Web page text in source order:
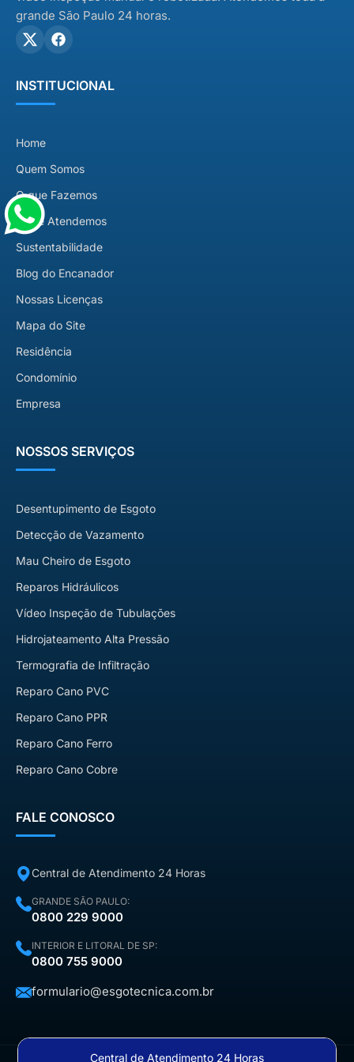
Central de Atendimento 24 Horas
grande São Paulo 24 horas.
INSTITUCIONAL
Home
Quem Somos
O que Fazemos
Onde Atendemos
Sustentabilidade
Blog do Encanador
Nossas Licenças
Mapa do Site
Residência
Condomínio
Empresa
NOSSOS SERVIÇOS
Desentupimento de Esgoto
Detecção de Vazamento
Mau Cheiro de Esgoto
Reparos Hidráulicos
Vídeo Inspeção de Tubulações
Hidrojateamento Alta Pressão
Termografia de Infiltração
Reparo Cano PVC
Reparo Cano PPR
Reparo Cano Ferro
Reparo Cano Cobre
FALE CONOSCO
Central de Atendimento 24 Horas
GRANDE SÃO PAULO:
0800 229 9000
INTERIOR E LITORAL DE SP:
0800 755 9000
formulario@esgotecnica.com.br